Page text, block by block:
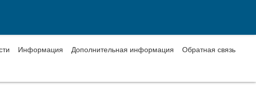
Информация Дополнительная информация
Обратная связь